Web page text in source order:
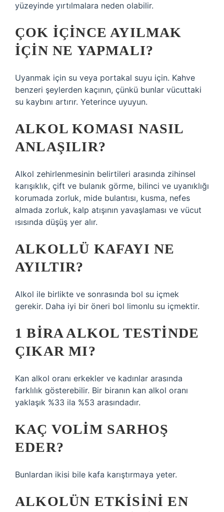
yüzeyinde yırtılmalara neden olabilir.
ÇOK IÇINCE AYILMAK
IÇIN NE YAPMALI?
Uyanmak için su veya portakal suyu için. Kahve
benzeri şeylerden kaçının, çünkü bunlar vücuttaki
su kaybını artırır. Yeterince uyuyun.
ALKOL KOMASI NASIL
ANLAŞILIR?
Alkol zehirlenmesinin belirtileri arasında zihinsel
karışıklık, çift ve bulanık görme, bilinci ve uyanıklığı
korumada zorluk, mide bulantısı, kusma, nefes
almada zorluk, kalp atışının yavaşlaması ve vücut
ısısında düşüş yer alır.
ALKOLLÜ KAFAYI NE
AYILTIR?
Alkol ile birlikte ve sonrasında bol su içmek
gerekir. Daha iyi bir öneri bol limonlu su içmektir.
1 BIRA ALKOL TESTINDE
ÇIKAR MI?
Kan alkol oranı erkekler ve kadınlar arasında
farklılık gösterebilir. Bir biranın kan alkol oranı
yaklaşık %33 ila %53 arasındadır.
KAÇ VOLIM SARHOŞ
EDER?
Bunlardan ikisi bile kafa karıştırmaya yeter.
ALKOLÜN ETKISINI EN